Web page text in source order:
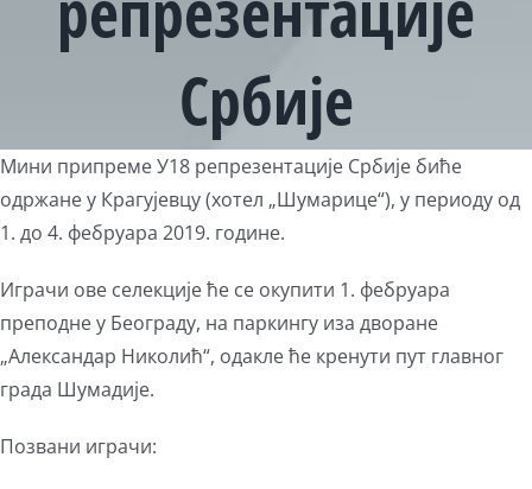
Србије
View
Larger
Image
Мини припреме У18 репрезентације Србије биће
одржане у Крагујевцу (хотел „Шумарице“), у периоду од
1. до 4. фебруара 2019. године.
Играчи ове селекције ће се окупити 1. фебруара
преподне у Београду, на паркингу иза дворане
„Александар Николић“, одакле ће кренути пут главног
града Шумадије.
Позвани играчи: